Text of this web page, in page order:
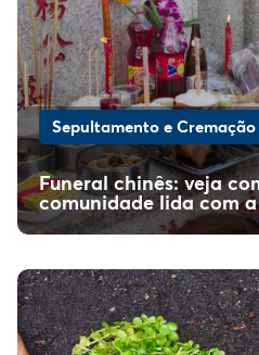
Sepultamento e Cremação
Funeral chinês: veja
comunidade lida com